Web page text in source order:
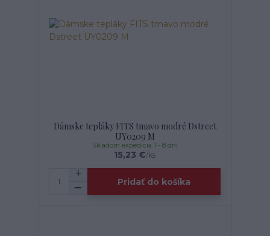
Dámske tepláky FITS tmavo modré Dstreet
UY0209 M
15,23 €/ks
Skladom expedícia 1 - 8 dní
Pridať do košíka